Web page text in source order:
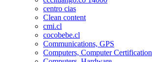
centro cias
Clean content
cmi.cl
cocobebe.cl
Communications, GPS
Computers, Computer Certification